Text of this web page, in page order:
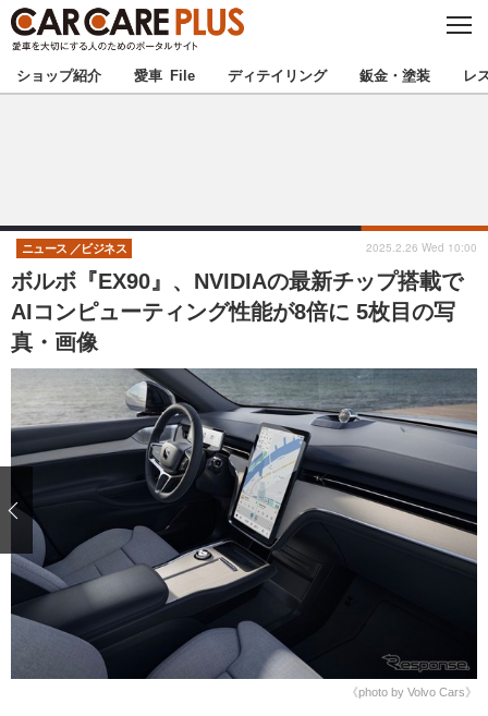
C
S
E
★カーケアプラス認定★ 厳選プロショップを地域から探す
甲信越 北陸
東海 関西
中国
九州 沖縄
注目の記事
ショップレポート 愛車 File
自動車豆知識 ストップ！不具合修理＆粗悪修理
鈑金・塗装
ディテイリング
ディテイリング
ヘッドライト磨き
フィルム・ラッピング
鈑金・塗装
小キズ直し
特集記事
ストップ 不具合修理＆粗悪修理
カーメーカー「旧車」関連プロジェ
ショップ紹介
ショップレポート プロショップ検索
レストア
ショップ紹介 愛車 File ディテイリング 鈑金・塗装 レ
ボルボ『EX90』、NVIDIAの最新チップ搭載で
AIコンピューティング性能が8倍に 5枚目の写
真・画像
ニュース ビジネス 2025.2.26 Wed 10:00
《photo by Volvo Cars》